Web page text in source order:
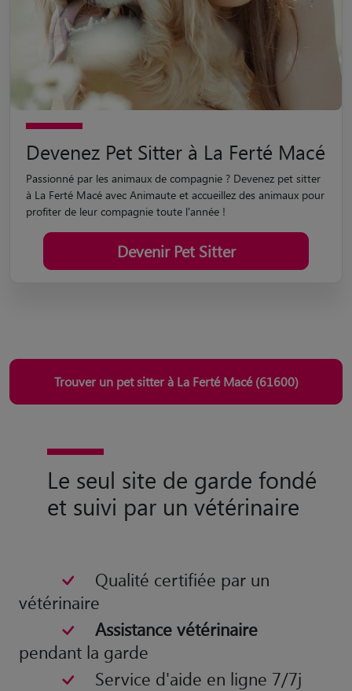
Devenez Pet Sitter à La Ferté Macé
Passionné par les animaux de compagnie ? Devenez pet sitter
à La Ferté Macé avec Animaute et accueillez des animaux pour
profiter de leur compagnie toute l'année !
Devenir Pet Sitter
Trouver un pet sitter à La Ferté Macé (61600)
Le seul site de garde fondé
et suivi par un vétérinaire
Qualité certifiée par un
vétérinaire
Assistance vétérinaire
pendant la garde
Service d'aide en ligne 7/7j